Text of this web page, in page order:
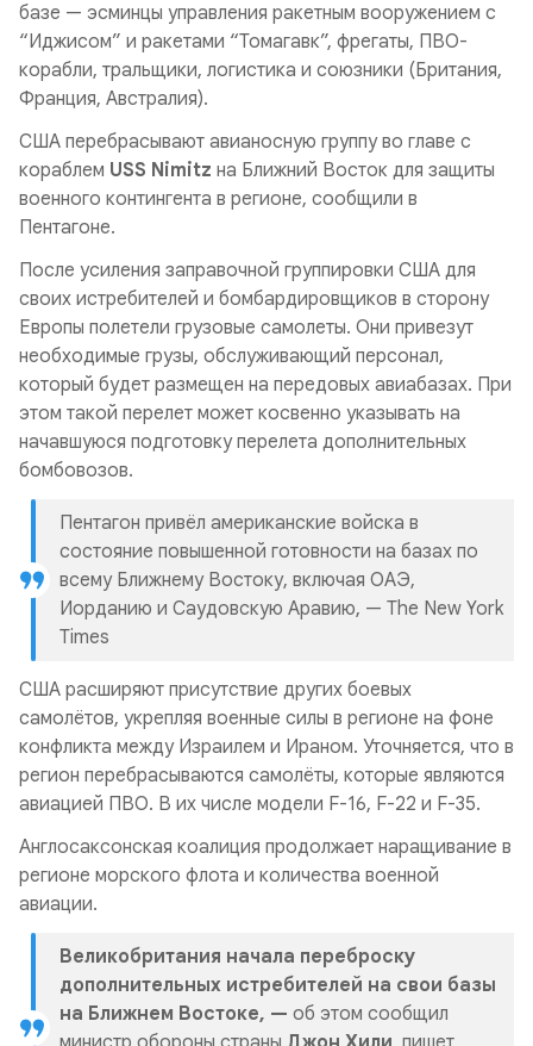
базе — эсминцы управления ракетным вооружением с
“Иджисом” и ракетами “Томагавк”, фрегаты, ПВО-
корабли, тральщики, логистика и союзники (Британия,
Франция, Австралия).
США перебрасывают авианосную группу во главе с
кораблем USS Nimitz на Ближний Восток для защиты
военного контингента в регионе, сообщили в
Пентагоне.
После усиления заправочной группировки США для
своих истребителей и бомбардировщиков в сторону
Европы полетели грузовые самолеты. Они привезут
необходимые грузы, обслуживающий персонал,
который будет размещен на передовых авиабазах. При
этом такой перелет может косвенно указывать на
начавшуюся подготовку перелета дополнительных
бомбовозов.
Пентагон привёл американские войска в
состояние повышенной готовности на базах по
всему Ближнему Востоку, включая ОАЭ,
Иорданию и Саудовскую Аравию, — The New York
Times
США расширяют присутствие других боевых
самолётов, укрепляя военные силы в регионе на фоне
конфликта между Израилем и Ираном. Уточняется, что в
регион перебрасываются самолёты, которые являются
авиацией ПВО. В их числе модели F-16, F-22 и F-35.
Англосаксонская коалиция продолжает наращивание в
регионе морского флота и количества военной
авиации.
Великобритания начала переброску
дополнительных истребителей на свои базы
на Ближнем Востоке, — об этом сообщил